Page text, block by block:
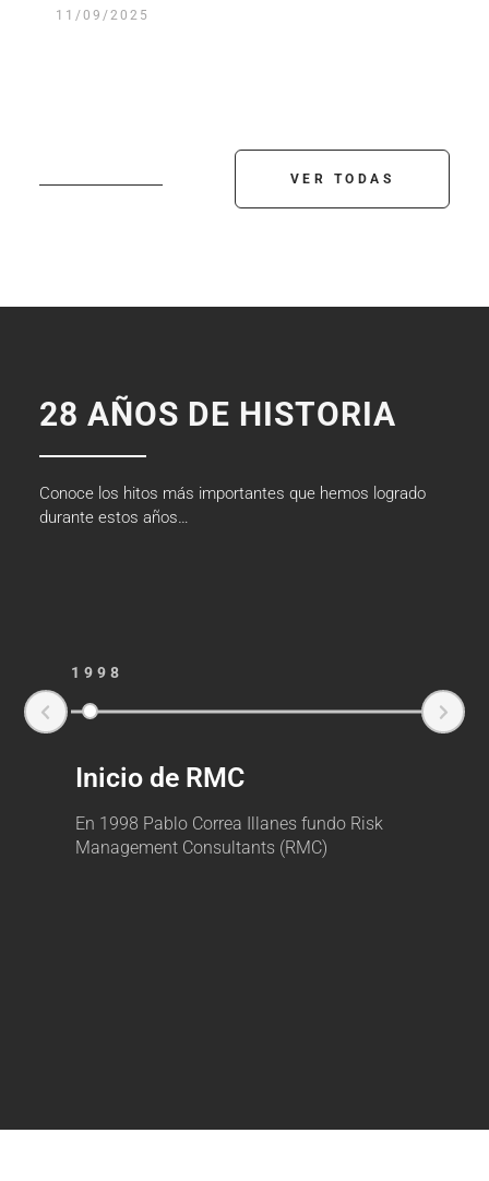
11/09/2025
VER TODAS
28 AÑOS DE HISTORIA
Conoce los hitos más importantes que hemos logrado
durante estos años…
1998
Inicio de RMC
En 1998 Pablo Correa Illanes fundo Risk
Management Consultants (RMC)